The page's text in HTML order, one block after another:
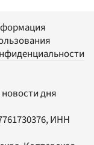
новости дня
ИНН